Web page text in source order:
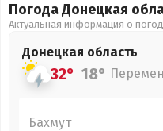
Погода Донецкая
Актуальная информация о
Донецкая область
32° 18°
Бахмут